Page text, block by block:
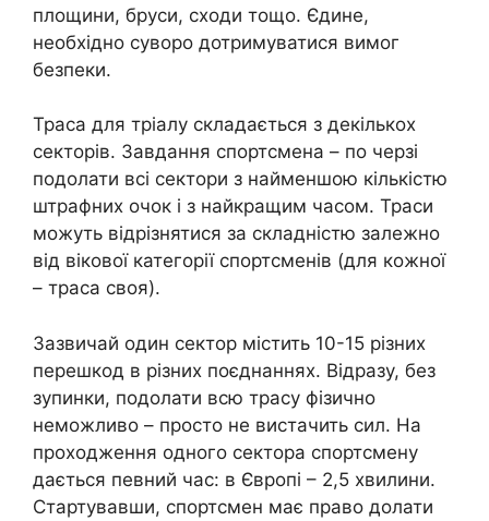
площини, бруси, сходи тощо. Єдине,
необхідно суворо дотримуватися вимог
безпеки.
Траса для тріалу складається з декількох
секторів. Завдання спортсмена – по черзі
подолати всі сектори з найменшою кількістю
штрафних очок і з найкращим часом. Траси
можуть відрізнятися за складністю залежно
від вікової категорії спортсменів (для кожної
– траса своя).
Зазвичай один сектор містить 10-15 різних
перешкод в різних поєднаннях. Відразу, без
зупинки, подолати всю трасу фізично
неможливо – просто не вистачить сил. На
проходження одного сектора спортсмену
дається певний час: в Європі – 2,5 хвилини.
Стартувавши, спортсмен має право долати